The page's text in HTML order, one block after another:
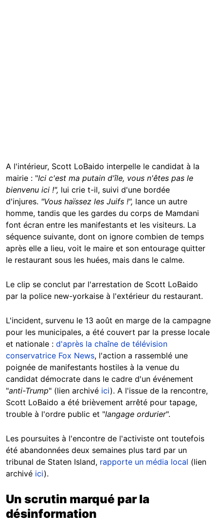
A l'intérieur, Scott LoBaido interpelle le candidat à la
mairie : "Ici c'est ma putain d'île, vous n'êtes pas le
bienvenu ici !", lui crie t-il, suivi d'une bordée
d'injures. "Vous haïssez les Juifs !", lance un autre
homme, tandis que les gardes du corps de Mamdani
font écran entre les manifestants et les visiteurs. La
séquence suivante, dont on ignore combien de temps
après elle a lieu, voit le maire et son entourage quitter
le restaurant sous les huées, mais dans le calme.
Le clip se conclut par l'arrestation de Scott LoBaido
par la police new-yorkaise à l'extérieur du restaurant.
L'incident, survenu le 13 août en marge de la campagne
pour les municipales, a été couvert par la presse locale
et nationale : d'après la chaîne de télévision
conservatrice Fox News, l'action a rassemblé une
poignée de manifestants hostiles à la venue du
candidat démocrate dans le cadre d'un événement
"anti-Trump" (lien archivé ici). A l'issue de la rencontre,
Scott LoBaido a été brièvement arrêté pour tapage,
trouble à l'ordre public et "langage ordurier".
Les poursuites à l'encontre de l'activiste ont toutefois
été abandonnées deux semaines plus tard par un
tribunal de Staten Island, rapporte un média local (lien
archivé ici).
Un scrutin marqué par la
désinformation